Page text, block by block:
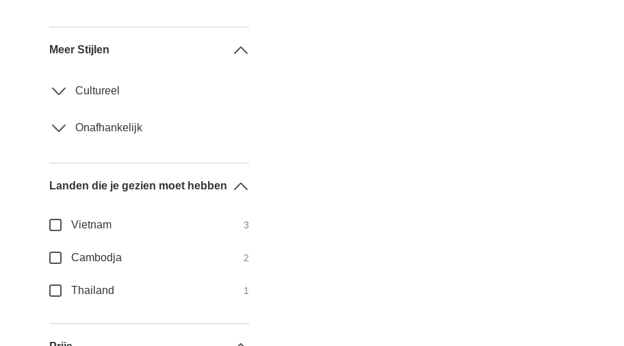
Meer Stijlen
Cultureel
Onafhankelijk
Landen die je gezien moet hebben
Vietnam 3
Cambodja 2
Thailand 1